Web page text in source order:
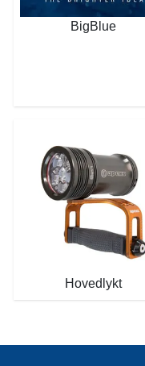
BigBlue
Hovedlykt